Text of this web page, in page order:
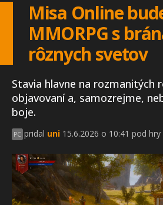
Misa Online
MMORPG s
rôznych svetov
Stavia hlavne na rozmanitých
objavovaní a, samozrejme,
boje.
PC pridal uni 15.6.2026 o 10:41 pod hry